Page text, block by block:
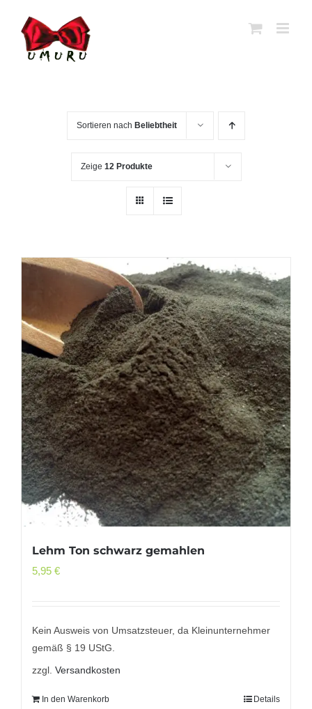
Inhalt
springen
Sortieren nach Beliebtheit
Zeige 12 Produkte
Lehm Ton schwarz gemahlen
5,95 €
Kein Ausweis von Umsatzsteuer, da Kleinunternehmer
gemäß § 19 UStG.
zzgl. Versandkosten
In den Warenkorb Details